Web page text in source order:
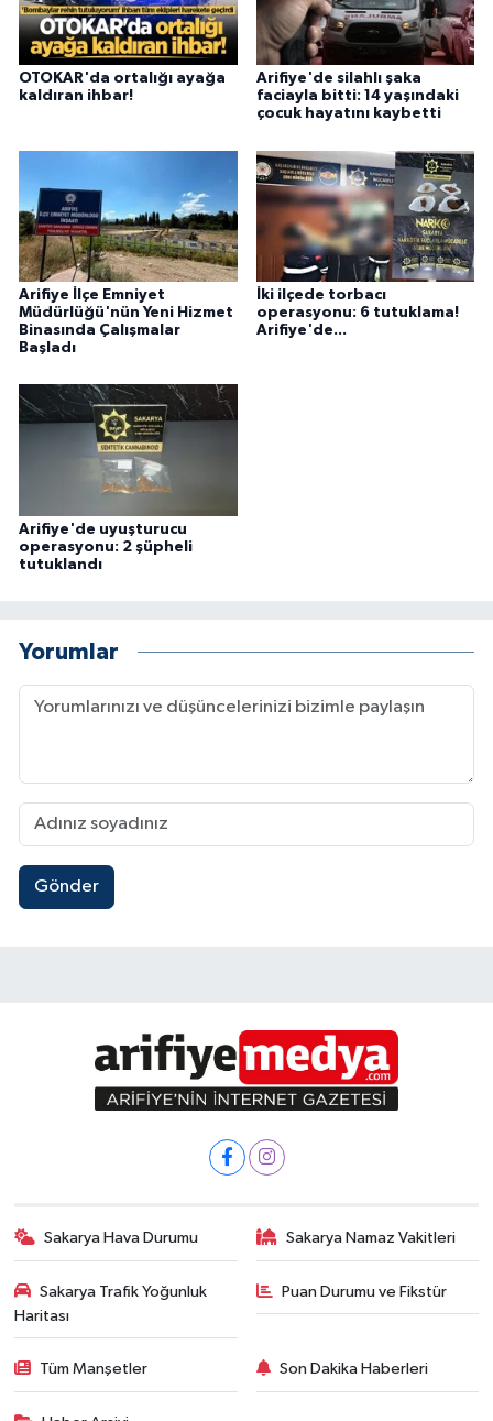
OTOKAR'da ortalığı ayağa
kaldıran ihbar!
Arifiye'de silahlı şaka
faciayla bitti: 14 yaşındaki
çocuk hayatını kaybetti
Arifiye İlçe Emniyet
Müdürlüğü'nün Yeni Hizmet
Binasında Çalışmalar
Başladı
İki ilçede torbacı
operasyonu: 6 tutuklama!
Arifiye'de...
Arifiye'de uyuşturucu
operasyonu: 2 şüpheli
tutuklandı
Yorumlar
Gönder
Sakarya Hava Durumu Sakarya Namaz Vakitleri
Sakarya Trafik Yoğunluk
Haritası
Puan Durumu ve Fikstür
Tüm Manşetler Son Dakika Haberleri